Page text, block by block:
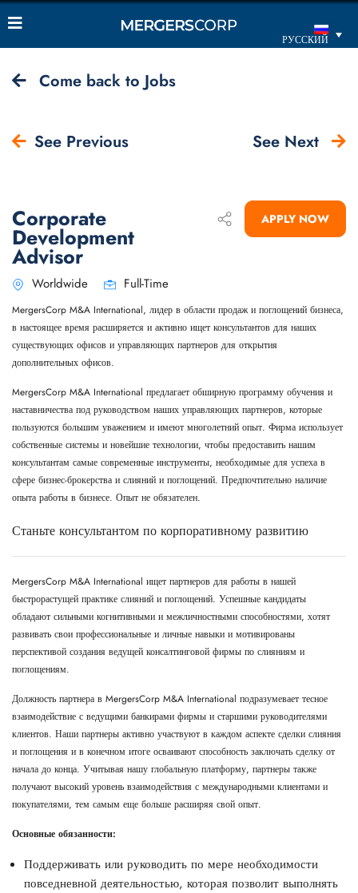
РУССКИЙ
Come back to Jobs
See Previous See Next
Corporate
Development
Advisor
APPLY NOW
Worldwide Full-Time
MergersCorp M&A International, лидер в области продаж и поглощений бизнеса,
в настоящее время расширяется и активно ищет консультантов для наших
существующих офисов и управляющих партнеров для открытия
дополнительных офисов.
MergersCorp M&A International предлагает обширную программу обучения и
наставничества под руководством наших управляющих партнеров, которые
пользуются большим уважением и имеют многолетний опыт. Фирма использует
собственные системы и новейшие технологии, чтобы предоставить нашим
консультантам самые современные инструменты, необходимые для успеха в
сфере бизнес-брокерства и слияний и поглощений. Предпочтительно наличие
опыта работы в бизнесе. Опыт не обязателен.
Станьте консультантом по корпоративному развитию
MergersCorp M&A International ищет партнеров для работы в нашей
быстрорастущей практике слияний и поглощений. Успешные кандидаты
обладают сильными когнитивными и межличностными способностями, хотят
развивать свои профессиональные и личные навыки и мотивированы
перспективой создания ведущей консалтинговой фирмы по слияниям и
поглощениям.
Должность партнера в MergersCorp M&A International подразумевает тесное
взаимодействие с ведущими банкирами фирмы и старшими руководителями
клиентов. Наши партнеры активно участвуют в каждом аспекте сделки слияния
и поглощения и в конечном итоге осваивают способность заключать сделку от
начала до конца. Учитывая нашу глобальную платформу, партнеры также
получают высокий уровень взаимодействия с международными клиентами и
покупателями, тем самым еще больше расширяя свой опыт.
Основные обязанности:
Поддерживать или руководить по мере необходимости
повседневной деятельностью, которая позволит выполнять